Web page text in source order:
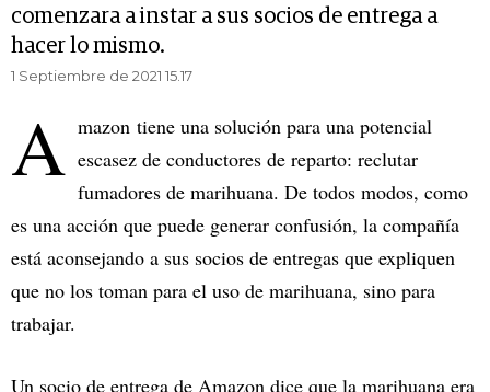
comenzara a instar a sus socios de entrega a
hacer lo mismo.
1 Septiembre de 2021 15.17
A mazon tiene una solución para una potencial
escasez de conductores de reparto: reclutar
fumadores de marihuana. De todos modos, como
es una acción que puede generar confusión, la compañía
está aconsejando a sus socios de entregas que expliquen
que no los toman para el uso de marihuana, sino para
trabajar.
Un socio de entrega de Amazon dice que la marihuana era